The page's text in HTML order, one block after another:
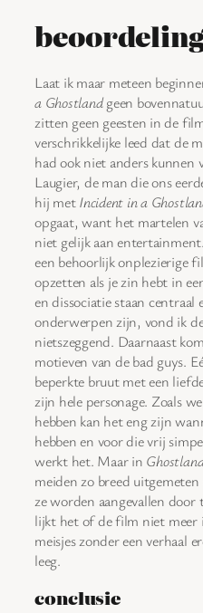
Laat ik maar meteen
a Ghostlandgeen
zitten geen geesten in de
verschrikkelijke leed dat de
had ook niet anders kunnen
Laugier, de man die ons
hij metIncident in a
opgaat, want het martelen
niet gelijk aan
een behoorlijk onplezierige
opzetten als je zin hebt in
en dissociatie staan
onderwerpen zijn, vond ik
nietszeggend. Daarnaast
motieven van de bad guys.
beperkte bruut met een
zijn hele personage. Zoals
hebben kan het eng zijn
hebben en voor die vrij
werkt het. Maar in
meiden zo breed
ze worden aangevallen
lijkt het of de film niet meer
meisjes zonder een verhaal
leeg.
conclusie